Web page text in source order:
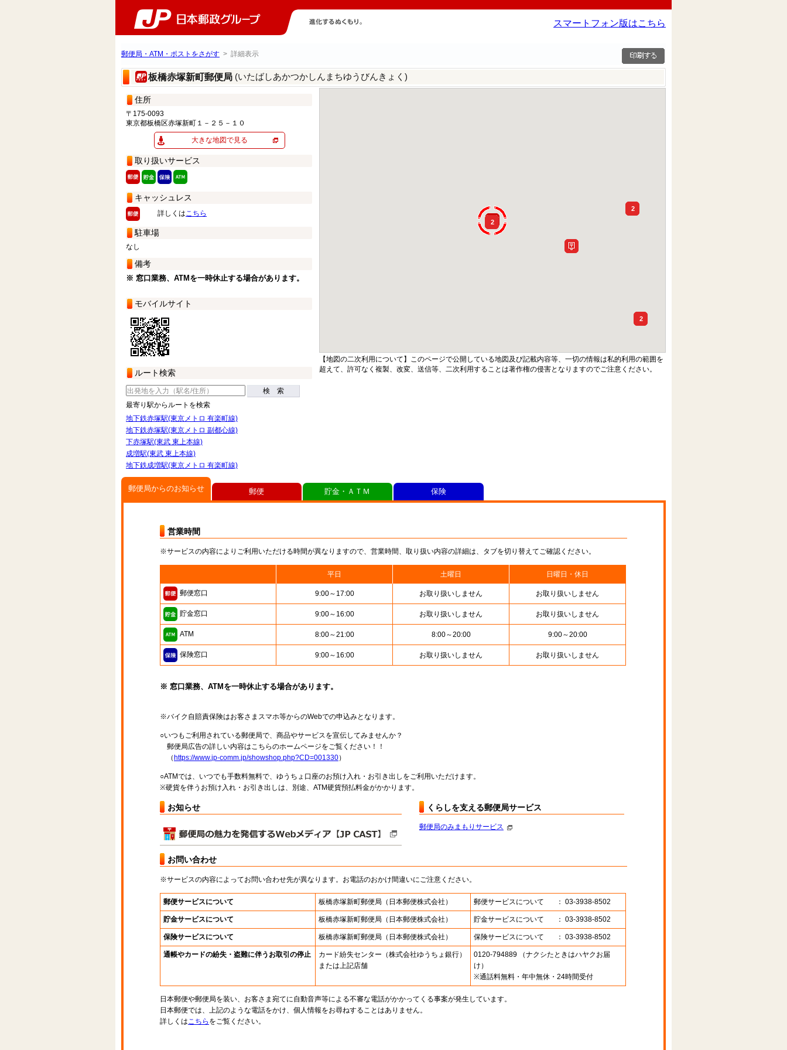
スマートフォン版はこちら
郵便局・ATM・ポストをさがす > 詳細表示
板橋赤塚新町郵便局 (いたばしあかつかしんまちゆうびんきょく)
住所
〒175-0093
東京都板橋区赤塚新町１－２５－１０
大きな地図で見る
取り扱いサービス
キャッシュレス
詳しくはこちら
駐車場
なし
備考
※ 窓口業務、ATMを一時休止する場合があります。
モバイルサイト
ルート検索
検 索
最寄り駅からルートを検索
地下鉄赤塚駅(東京メトロ 有楽町線)
地下鉄赤塚駅(東京メトロ 副都心線)
下赤塚駅(東武 東上本線)
成増駅(東武 東上本線)
地下鉄成増駅(東京メトロ 有楽町線)
2
2
2
【地図の二次利用について】このページで公開している地図及び記載内容等、一切の情報は私的利用の範囲を
超えて、許可なく複製、改変、送信等、二次利用することは著作権の侵害となりますのでご注意ください。
郵便局からのお知らせ
営業時間
※サービスの内容によりご利用いただける時間が異なりますので、営業時間、取り扱い内容の詳細は、タブを切り替えてご確認ください。
平日 土曜日 日曜日・休日
郵便窓口 9:00～17:00 お取り扱いしません お取り扱いしません
貯金窓口 9:00～16:00 お取り扱いしません お取り扱いしません
ATM 8:00～21:00 8:00～20:00 9:00～20:00
保険窓口 9:00～16:00 お取り扱いしません お取り扱いしません
※ 窓口業務、ATMを一時休止する場合があります。
※バイク自賠責保険はお客さまスマホ等からのWebでの申込みとなります。
○いつもご利用されている郵便局で、商品やサービスを宣伝してみませんか？
郵便局広告の詳しい内容はこちらのホームページをご覧ください！！
（ https://www.jp-comm.jp/showshop.php?CD=001330）
○ATMでは、いつでも手数料無料で、ゆうちょ口座のお預け入れ・お引き出しをご利用いただけます。
※硬貨を伴うお預け入れ・お引き出しは、別途、ATM硬貨預払料金がかかります。
お知らせ くらしを支える郵便局サービス
郵便局のみまもりサービス
お問い合わせ
※サービスの内容によってお問い合わせ先が異なります。お電話のおかけ間違いにご注意ください。
郵便サービスについて 板橋赤塚新町郵便局 （日本郵便株式会社） 郵便サービスについて ： 03-3938-8502
貯金サービスについて 板橋赤塚新町郵便局 （日本郵便株式会社） 貯金サービスについて ： 03-3938-8502
保険サービスについて 板橋赤塚新町郵便局 （日本郵便株式会社） 保険サービスについて ： 03-3938-8502
通帳やカードの紛失・盗難に伴うお取引の停止 カード紛失センター （株式会社ゆうちょ銀行）
または上記店舗
0120-794889 （ナクシたときはハヤクお届
け）
※通話料無料・年中無休・24時間受付
日本郵便や郵便局を装い、お客さま宛てに自動音声等による不審な電話がかかってくる事案が発生しています。
日本郵便では、上記のような電話をかけ、個人情報をお尋ねすることはありません。
詳しくはこちら をご覧ください。
郵便 貯金・ＡＴＭ 保険